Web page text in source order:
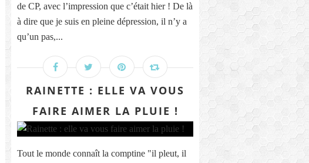
de CP, avec l’impression que c’était hier ! De là
à dire que je suis en pleine dépression, il n’y a
qu’un pas,...
RAINETTE : ELLE VA VOUS
FAIRE AIMER LA PLUIE !
Tout le monde connaît la comptine "il pleut, il